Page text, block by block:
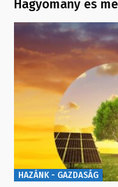
Hagyomány és
HAZÁNK - GAZDASÁG